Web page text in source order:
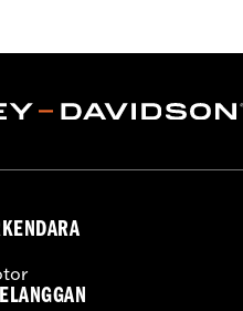
warranty – Go to